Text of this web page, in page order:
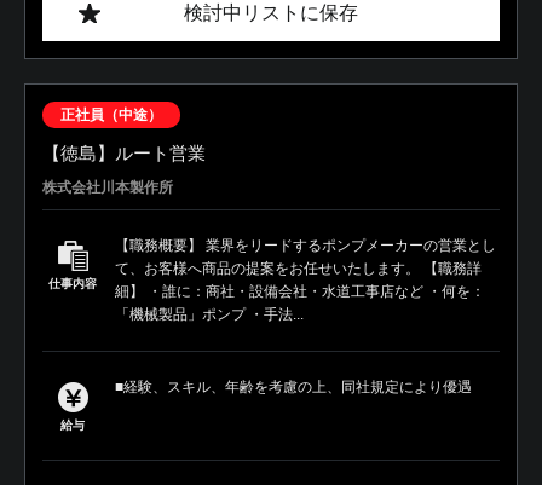
検討中リストに保存
正社員（中途）
【徳島】ルート営業
株式会社川本製作所
仕事内容
【職務概要】 業界をリードするポンプメーカーの営業とし
て、お客様へ商品の提案をお任せいたします。 【職務詳
細】 ・誰に：商社・設備会社・水道工事店など ・何を：
「機械製品」ポンプ ・手法...
給与
■経験、スキル、年齢を考慮の上、同社規定により優遇